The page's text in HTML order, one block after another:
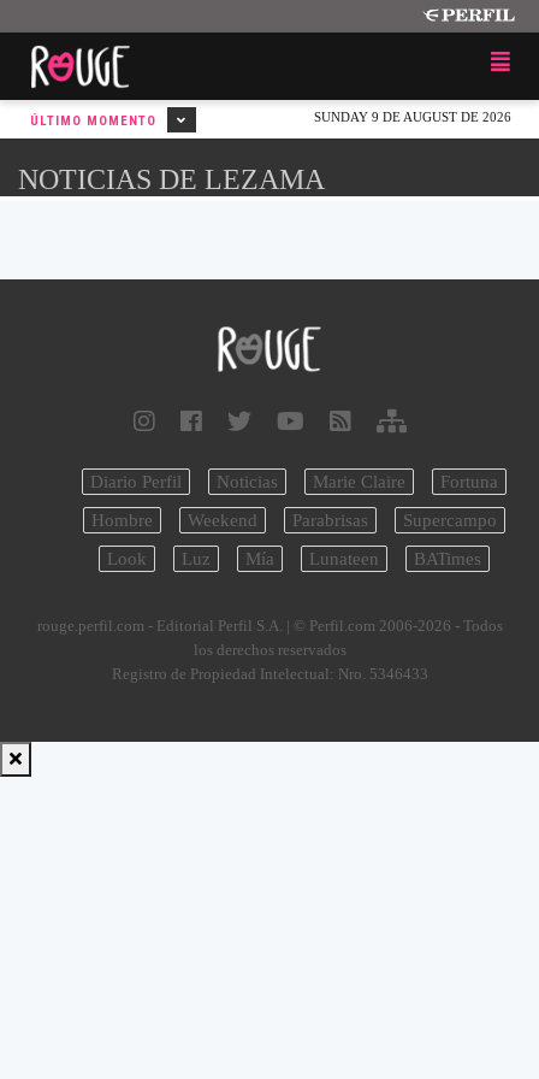
SUNDAY 9 DE AUGUST DE 2026
ÚLTIMO MOMENTO
NOTICIAS DE LEZAMA
Diario Perfil Noticias Marie Claire
Fortuna
Hombre
Weekend Parabrisas
Supercampo
Look
Luz Mía Lunateen BATimes
rouge.perfil.com - Editorial Perfil S.A. | © Perfil.com 2006-2026 - Todos
los derechos reservados
Registro de Propiedad Intelectual: Nro. 5346433